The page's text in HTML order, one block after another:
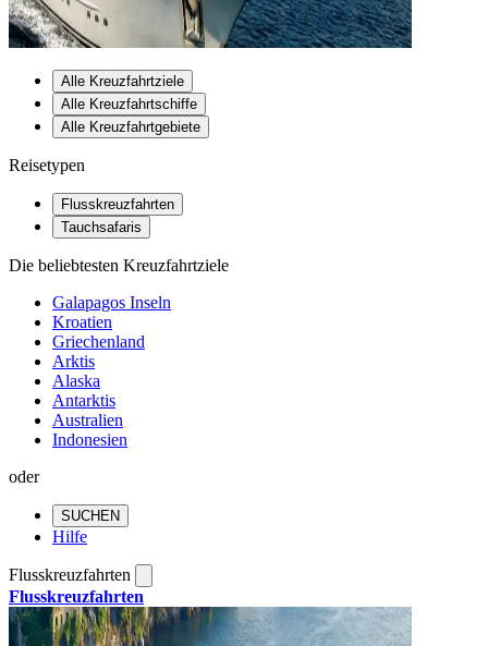
Alle Kreuzfahrtziele
Alle Kreuzfahrtschiffe
Alle Kreuzfahrtgebiete
Reisetypen
Flusskreuzfahrten
Tauchsafaris
Die beliebtesten Kreuzfahrtziele
Galapagos Inseln
Kroatien
Griechenland
Arktis
Alaska
Antarktis
Australien
Indonesien
oder
SUCHEN
Hilfe
Flusskreuzfahrten
Flusskreuzfahrten